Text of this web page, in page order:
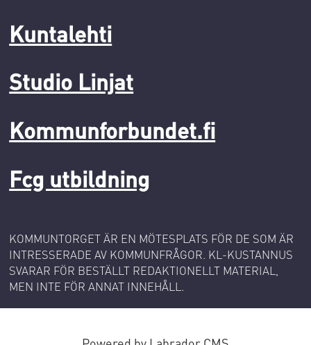
Kuntalehti
Studio Linjat
Kommunforbundet.fi
Fcg utbildning
KOMMUNTORGET ÄR EN MÖTESPLATS FÖR DE SOM ÄR
INTRESSERADE AV KOMMUNFRÅGOR. KL-KUSTANNUS
SVARAR FÖR BESTÄLLT REDAKTIONELLT MATERIAL,
MEN INTE FÖR ANNAT INNEHÅLL.